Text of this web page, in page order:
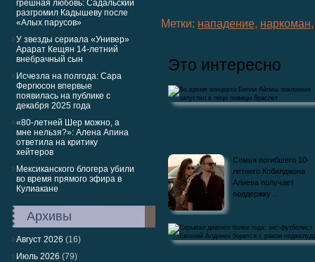
грешная любовь: Садальский
разгромил Кадышеву после
«Алых парусов»
У звезды сериала «Универ»
Арарат Кещян 14-летний
внебрачный сын
Исчезла на полгода: Сара
Фергюсон впервые
появилась на публике с
декабря 2025 года
«80-летней Шер можно, а
мне нельзя?»: Алена Апина
ответила на критику
хейтеров
Мексиканского блогера убили
во время прямого эфира в
Кулиакане
Архивы
Август 2026 (16)
Июль 2026 (79)
Метки: нападение, наркоман
Это интересно
Во время концерта Билли Айлиш
запустил в лицо певицы…
Семья погибшего 10-
летнего Кобилджона
Алиева получает
поддержку…